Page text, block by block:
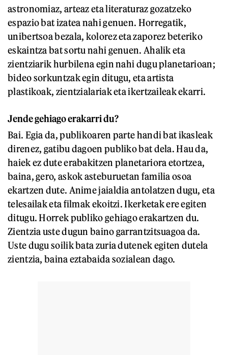
astronomiaz, arteaz eta literaturaz gozatzeko
espazio bat izatea nahi genuen. Horregatik,
unibertsoa bezala, kolorez eta zaporez beteriko
eskaintza bat sortu nahi genuen. Ahalik eta
zientziarik hurbilena egin nahi dugu planetarioan;
bideo sorkuntzak egin ditugu, eta artista
plastikoak, zientzialariak eta ikertzaileak ekarri.
Jende gehiago erakarri du?
Bai. Egia da, publikoaren parte handi bat ikasleak
direnez, gatibu dagoen publiko bat dela. Hau da,
haiek ez dute erabakitzen planetariora etortzea,
baina, gero, askok asteburuetan familia osoa
ekartzen dute. Anime jaialdia antolatzen dugu, eta
telesailak eta filmak ekoitzi. Ikerketak ere egiten
ditugu. Horrek publiko gehiago erakartzen du.
Zientzia uste dugun baino garrantzitsuagoa da.
Uste dugu soilik bata zuria dutenek egiten dutela
zientzia, baina eztabaida sozialean dago.